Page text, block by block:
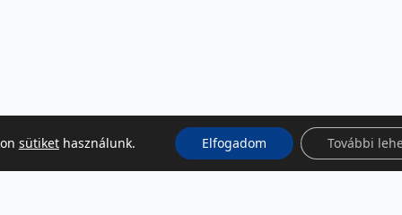
sütikethasználunk. Elfogadom További